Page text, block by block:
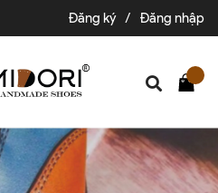
Đăng ký / Đăng nhập